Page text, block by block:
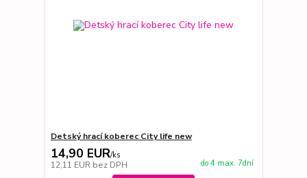
Detský hrací koberec City life new
14,90 EUR/ks
12,11 EUR bez DPH do 4 max. 7dní